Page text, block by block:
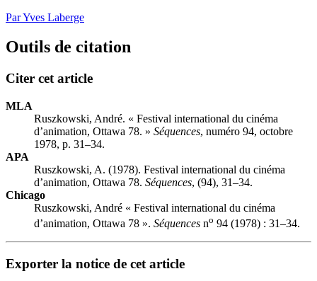
Par Yves Laberge
Outils de citation
Citer cet article
MLA
Ruszkowski, André. « Festival international du cinéma
d’animation, Ottawa 78. » Séquences, numéro 94, octobre
1978, p. 31–34.
APA
Ruszkowski, A. (1978). Festival international du cinéma
d’animation, Ottawa 78. Séquences, (94), 31–34.
Chicago
Ruszkowski, André « Festival international du cinéma
d’animation, Ottawa 78 ». Séquences no 94 (1978) : 31–34.
Exporter la notice de cet article